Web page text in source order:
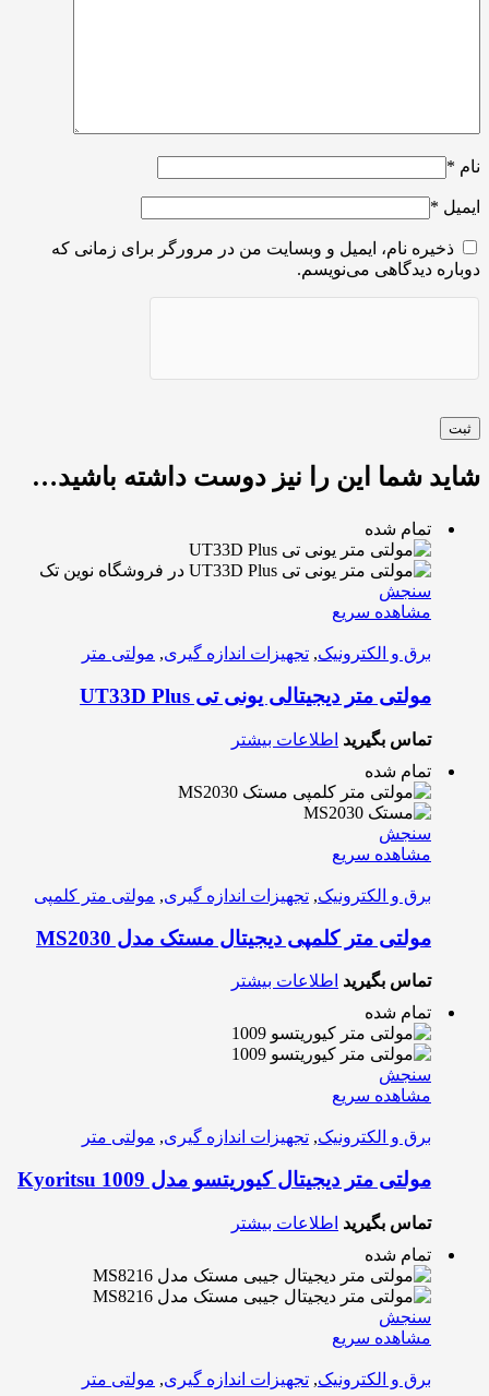
نام *
ایمیل *
ذخیره نام، ایمیل و وبسایت من در مرورگر برای زمانی که
دوباره دیدگاهی می‌نویسم.
شاید شما این را نیز دوست داشته باشید…
تمام شده
سنجش
مشاهده سریع
برق و الکترونیک, تجهیزات اندازه گیری, مولتی متر
مولتی متر دیجیتالی یونی تی UT33D Plus
تماس بگیرید اطلاعات بیشتر
تمام شده
سنجش
مشاهده سریع
برق و الکترونیک, تجهیزات اندازه گیری, مولتی متر کلمپی
مولتی متر کلمپی دیجیتال مستک مدل MS2030
تماس بگیرید اطلاعات بیشتر
تمام شده
سنجش
مشاهده سریع
برق و الکترونیک, تجهیزات اندازه گیری, مولتی متر
مولتی متر دیجیتال کیوریتسو مدل Kyoritsu 1009
تماس بگیرید اطلاعات بیشتر
تمام شده
سنجش
مشاهده سریع
برق و الکترونیک, تجهیزات اندازه گیری, مولتی متر